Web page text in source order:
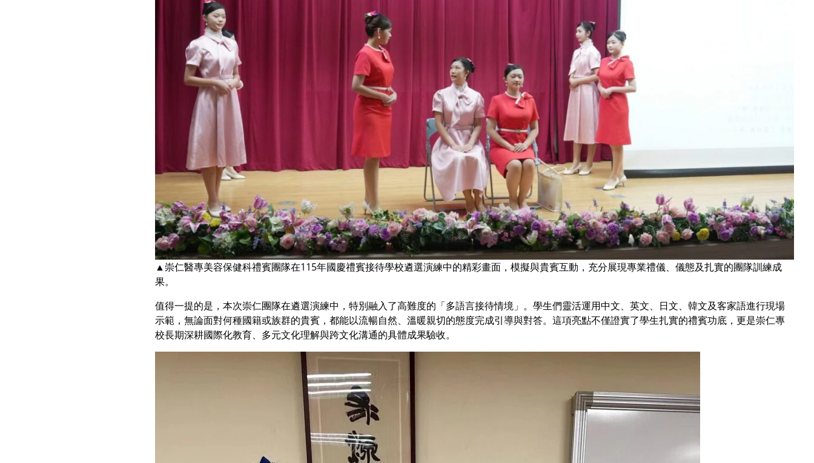
▲崇仁醫專美容保健科禮賓團隊在115年國慶禮賓接待學校遴選演練中的精彩畫面，模擬與貴賓互動，充分展現專業禮儀、儀態及扎實的團隊訓練成
果。
值得一提的是，本次崇仁團隊在遴選演練中，特別融入了高難度的「多語言接待情境」。學生們靈活運用中文、英文、日文、韓文及客家語進行現場
示範，無論面對何種國籍或族群的貴賓，都能以流暢自然、溫暖親切的態度完成引導與對答。這項亮點不僅證實了學生扎實的禮賓功底，更是崇仁專
校長期深耕國際化教育、多元文化理解與跨文化溝通的具體成果驗收。